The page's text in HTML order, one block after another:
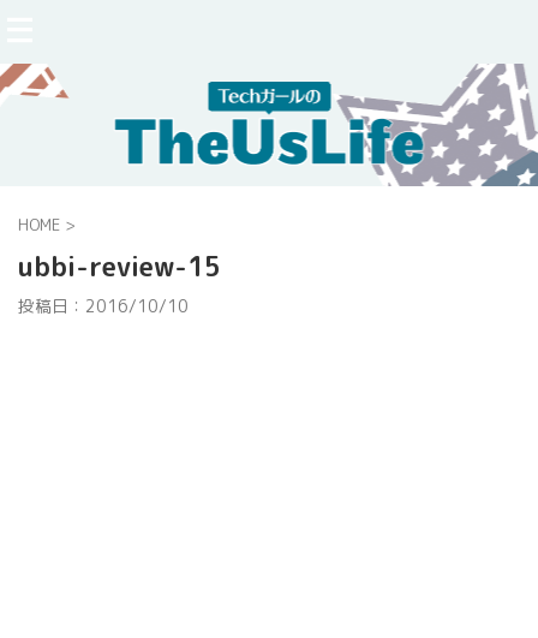
HOME >
ubbi-review-15
投稿日： 2016/10/10